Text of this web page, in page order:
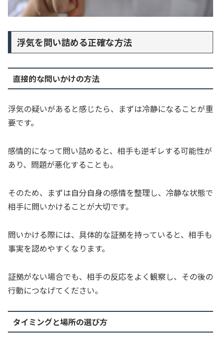
浮気を問い詰める正確な方法
直接的な問いかけの方法
浮気の疑いがあると感じたら、まずは冷静になることが重
要です。
感情的になって問い詰めると、相手も逆ギレする可能性が
あり、問題が悪化することも。
そのため、まずは自分自身の感情を整理し、冷静な状態で
相手に問いかけることが大切です。
問いかける際には、具体的な証拠を持っていると、相手も
事実を認めやすくなります。
証拠がない場合でも、相手の反応をよく観察し、その後の
行動につなげてください。
タイミングと場所の選び方